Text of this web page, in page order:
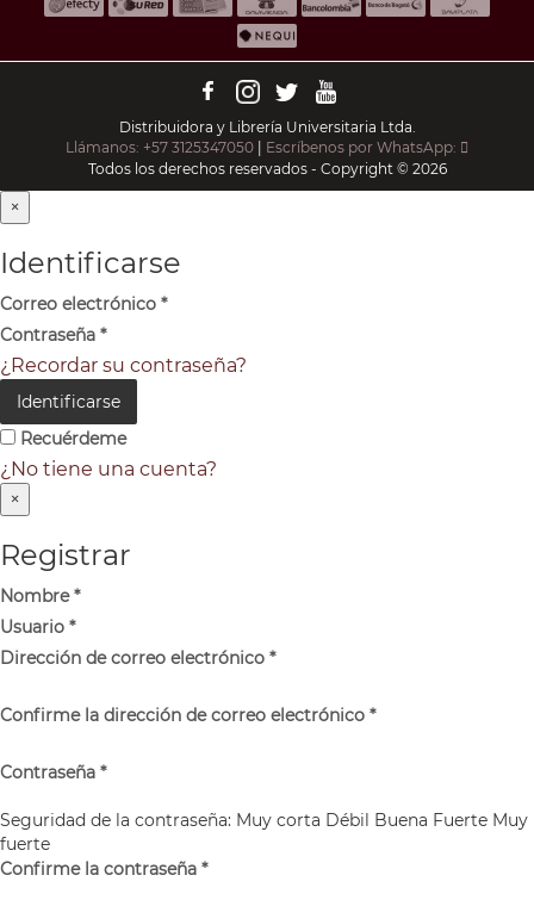
Distribuidora y Librería Universitaria Ltda.
Llámanos: +57 3125347050 | Escríbenos por WhatsApp:
Todos los derechos reservados - Copyright © 2026
×
Identificarse
Correo electrónico *
Contraseña *
¿Recordar su contraseña?
Identificarse
Recuérdeme
¿No tiene una cuenta?
×
Registrar
Nombre*
Usuario *
Dirección de correo electrónico *
Confirme la dirección de correo electrónico *
Contraseña *
Seguridad de la contraseña: Muy corta Débil Buena Fuerte Muy
fuerte
Confirme la contraseña *